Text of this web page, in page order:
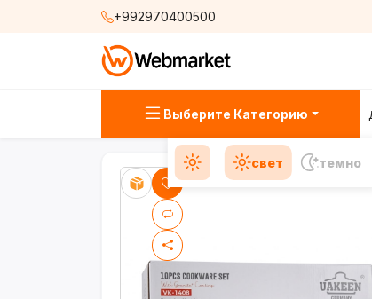
+992970400500
Выберите Категорию
свет темно